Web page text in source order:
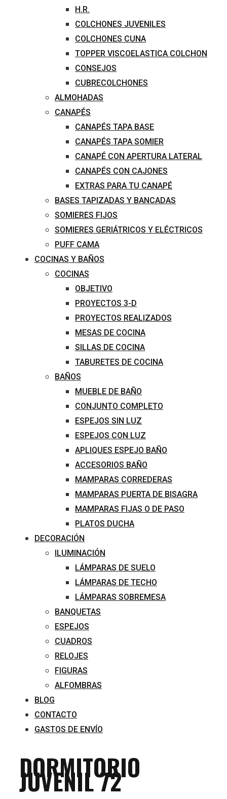
H.R.
COLCHONES JUVENILES
COLCHONES CUNA
TOPPER VISCOELASTICA COLCHON
CONSEJOS
CUBRECOLCHONES
ALMOHADAS
CANAPÉS
CANAPÉS TAPA BASE
CANAPÉS TAPA SOMIER
CANAPÉ CON APERTURA LATERAL
CANAPÉS CON CAJONES
EXTRAS PARA TU CANAPÉ
BASES TAPIZADAS Y BANCADAS
SOMIERES FIJOS
SOMIERES GERIÁTRICOS Y ELÉCTRICOS
PUFF CAMA
COCINAS Y BAÑOS
COCINAS
OBJETIVO
PROYECTOS 3-D
PROYECTOS REALIZADOS
MESAS DE COCINA
SILLAS DE COCINA
TABURETES DE COCINA
BAÑOS
MUEBLE DE BAÑO
CONJUNTO COMPLETO
ESPEJOS SIN LUZ
ESPEJOS CON LUZ
APLIQUES ESPEJO BAÑO
ACCESORIOS BAÑO
MAMPARAS CORREDERAS
MAMPARAS PUERTA DE BISAGRA
MAMPARAS FIJAS O DE PASO
PLATOS DUCHA
DECORACIÓN
ILUMINACIÓN
LÁMPARAS DE SUELO
LÁMPARAS DE TECHO
LÁMPARAS SOBREMESA
BANQUETAS
ESPEJOS
CUADROS
RELOJES
FIGURAS
ALFOMBRAS
BLOG
CONTACTO
GASTOS DE ENVÍO
DORMITORIO
JUVENIL 72